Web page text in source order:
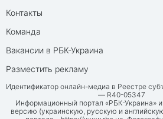
Контакты
Команда
Вакансии в РБК-Украина
Разместить рекламу
Идентификатор онлайн-медиа в Реестре
— R40-05347
Информационный портал «РБК-Украина»
версию (украинскую, русскую и